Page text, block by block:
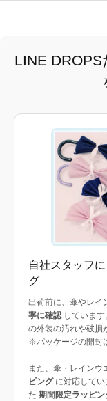
LINE
自社スタッフ
グ
出荷前に、傘やレイ
寧に確認しています
の外装の汚れや破損
※パッケージの開封
また、傘・レインウ
ピングに対応してい
た 期間限定ラッピン